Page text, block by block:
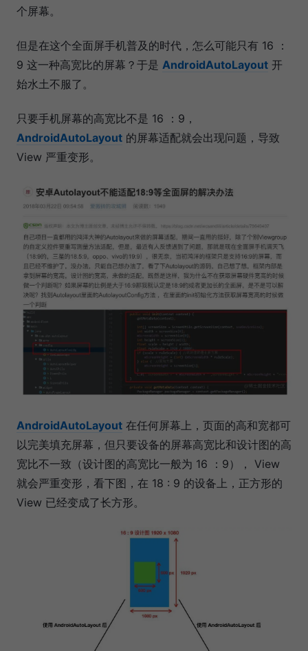
个屏幕。
但是在这个全面屏手机普及的时代，怎么可能只有 16 ：
9 这一种高宽比的屏幕？于是 AndroidAutoLayout 开
始水土不服了。
只要手机屏幕的高宽比不是 16 ：9，
AndroidAutoLayout 的屏幕适配就会出现问题，导致
View 严重变形。
AndroidAutoLayout 在任何屏幕上，页面的高和宽都可
以完美填充屏幕，但只要设备的屏幕高宽比和设计图的高
宽比不一致（设计图的高宽比一般为 16 ：9）， View
就会严重变形，看下图，在 18 : 9 的设备上，正方形的
View 已经变成了长方形。